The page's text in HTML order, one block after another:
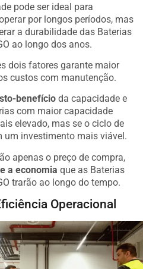
pode ser ideal para
por longos períodos, mas
a durabilidade das Baterias
ao longo dos anos.
dois fatores garante maior
custos com manutenção.
benefício da capacidade e
com maior capacidade
elevado, mas se o ciclo de
um investimento mais viável.
apenas o preço de compra,
a economia que as Baterias
trarão ao longo do tempo.
Operacional